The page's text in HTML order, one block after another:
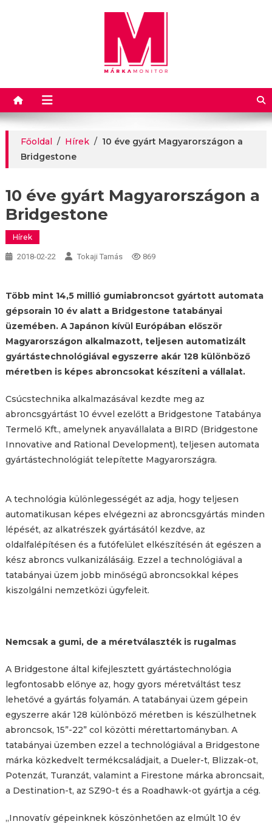
Márkamonitor
Főoldal / Hírek / 10 éve gyárt Magyarországon a
Bridgestone
10 éve gyárt Magyarországon a
Bridgestone
Hírek
2018-02-22 Tokaji Tamás 869
Több mint 14,5 millió gumiabroncsot gyártott automata
gépsorain 10 év alatt a Bridgestone tatabányai
üzemében. A Japánon kívül Európában először
Magyarországon alkalmazott, teljesen automatizált
gyártástechnológiával egyszerre akár 128 különböző
méretben is képes abroncsokat készíteni a vállalat.
Csúcstechnika alkalmazásával kezdte meg az
abroncsgyártást 10 évvel ezelőtt a Bridgestone Tatabánya
Termelő Kft., amelynek anyavállalata a BIRD (Bridgestone
Innovative and Rational Development), teljesen automata
gyártástechnológiát telepítette Magyarországra.
A technológia különlegességét az adja, hogy teljesen
automatikusan képes elvégezni az abroncsgyártás minden
lépését, az alkatrészek gyártásától kezdve, az
oldalfalépítésen és a futófelület elkészítésén át egészen a
kész abroncs vulkanizálásáig. Ezzel a technológiával a
tatabányai üzem jobb minőségű abroncsokkal képes
kiszolgálni nemzetközi ügyfeleit.
Nemcsak a gumi, de a méretválaszték is rugalmas
A Bridgestone által kifejlesztett gyártástechnológia
legfontosabb előnye az, hogy gyors méretváltást tesz
lehetővé a gyártás folyamán. A tatabányai üzem gépein
egyszerre akár 128 különböző méretben is készülhetnek
abroncsok, 15”-22” col közötti mérettartományban. A
tatabányai üzemben ezzel a technológiával a Bridgestone
márka közkedvelt termékcsaládjait, a Dueler-t, Blizzak-ot,
Potenzát, Turanzát, valamint a Firestone márka abroncsait,
a Destination-t, az SZ90-t és a Roadhawk-ot gyártja a cég.
„Innovatív gépeinknek köszönhetően az elmúlt 10 év